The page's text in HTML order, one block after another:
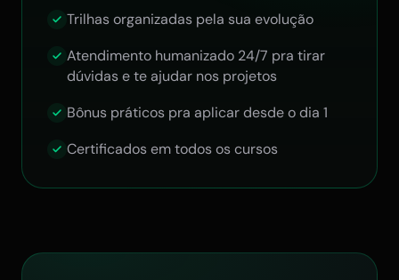
Trilhas organizadas pela sua evolução
Atendimento humanizado 24/7 pra tirar
dúvidas e te ajudar nos projetos
Bônus práticos pra aplicar desde o dia 1
Certificados em todos os cursos